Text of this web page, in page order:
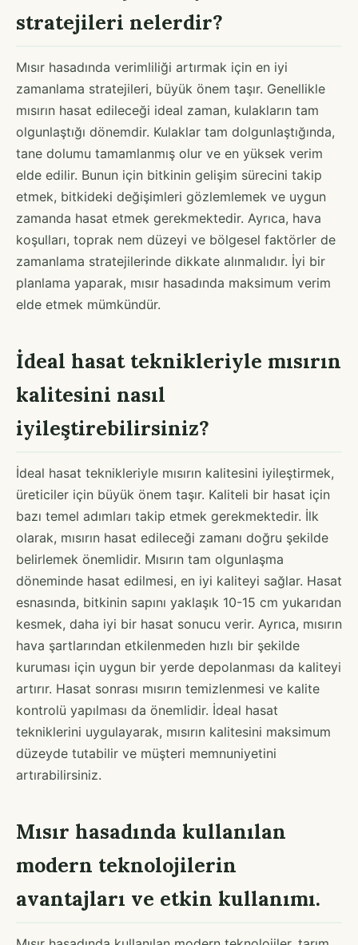
stratejileri nelerdir?
Mısır hasadında verimliliği artırmak için en iyi
zamanlama stratejileri, büyük önem taşır. Genellikle
mısırın hasat edileceği ideal zaman, kulakların tam
olgunlaştığı dönemdir. Kulaklar tam dolgunlaştığında,
tane dolumu tamamlanmış olur ve en yüksek verim
elde edilir. Bunun için bitkinin gelişim sürecini takip
etmek, bitkideki değişimleri gözlemlemek ve uygun
zamanda hasat etmek gerekmektedir. Ayrıca, hava
koşulları, toprak nem düzeyi ve bölgesel faktörler de
zamanlama stratejilerinde dikkate alınmalıdır. İyi bir
planlama yaparak, mısır hasadında maksimum verim
elde etmek mümkündür.
İdeal hasat teknikleriyle mısırın
kalitesini nasıl
iyileştirebilirsiniz?
İdeal hasat teknikleriyle mısırın kalitesini iyileştirmek,
üreticiler için büyük önem taşır. Kaliteli bir hasat için
bazı temel adımları takip etmek gerekmektedir. İlk
olarak, mısırın hasat edileceği zamanı doğru şekilde
belirlemek önemlidir. Mısırın tam olgunlaşma
döneminde hasat edilmesi, en iyi kaliteyi sağlar. Hasat
esnasında, bitkinin sapını yaklaşık 10-15 cm yukarıdan
kesmek, daha iyi bir hasat sonucu verir. Ayrıca, mısırın
hava şartlarından etkilenmeden hızlı bir şekilde
kuruması için uygun bir yerde depolanması da kaliteyi
artırır. Hasat sonrası mısırın temizlenmesi ve kalite
kontrolü yapılması da önemlidir. İdeal hasat
tekniklerini uygulayarak, mısırın kalitesini maksimum
düzeyde tutabilir ve müşteri memnuniyetini
artırabilirsiniz.
Mısır hasadında kullanılan
modern teknolojilerin
avantajları ve etkin kullanımı.